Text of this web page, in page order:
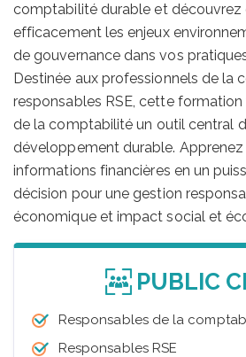
comptabilité durable et
efficacement les enjeux
de gouvernance dans vos
Destinée aux professionnels de la
responsables RSE, cette
de la comptabilité un outil central
développement durable.
informations financières en un
décision pour une gestion
économique et impact social et
PUBLIC
Responsables de la
Responsables RSE